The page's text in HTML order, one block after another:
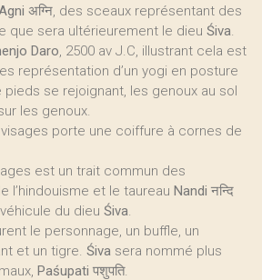
अग्नि, des sceaux représentant des
que sera ultérieurement le dieu Śiva.
Daro, 2500 av J.C, illustrant cela est
représentation d’un yogi en posture
se rejoignant, les genoux au sol
les genoux.
porte une coiffure à cornes de
est un trait commun des
l’hindouisme et le taureau Nandi नन्दि
véhicule du dieu Śiva.
le personnage, un buffle, un
et un tigre. Śiva sera nommé plus
Paśupati पशुपति.